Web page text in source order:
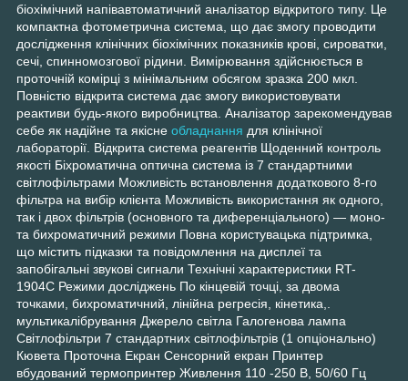
біохімічний напівавтоматичний аналізатор відкритого типу. Це
компактна фотометрична система, що дає змогу проводити
дослідження клінічних біохімічних показників крові, сироватки,
сечі, спинномозгової рідини. Вимірювання здійснюється в
проточній комірці з мінімальним обсягом зразка 200 мкл.
Повністю відкрита система дає змогу використовувати
реактиви будь-якого виробництва. Аналізатор зарекомендував
себе як надійне та якісне обладнання для клінічної
лабораторії. Відкрита система реагентів Щоденний контроль
якості Біхроматична оптична система із 7 стандартними
світлофільтрами Можливість встановлення додаткового 8-го
фільтра на вибір клієнта Можливість використання як одного,
так і двох фільтрів (основного та диференціального) — моно-
та бихроматичний режими Повна користувацька підтримка,
що містить підказки та повідомлення на дисплеї та
запобігальні звукові сигнали Технічні характеристики RT-
1904C Режими досліджень По кінцевій точці, за двома
точками, бихроматичний, лінійна регресія, кінетика,.
мультикалібрування Джерело світла Галогенова лампа
Світлофільтри 7 стандартних світлофільтрів (1 опціонально)
Кювета Проточна Екран Сенсорний екран Принтер
вбудований термопринтер Живлення 110 -250 В, 50/60 Гц